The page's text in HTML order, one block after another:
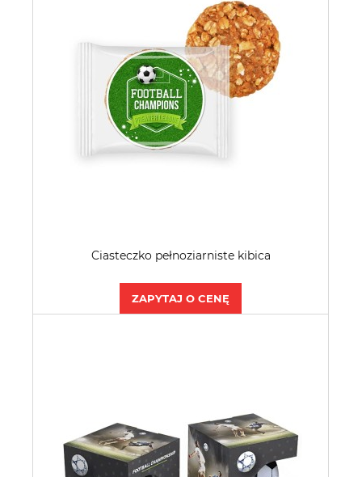
Ciasteczko pełnoziarniste kibica
ZAPYTAJ O CENĘ